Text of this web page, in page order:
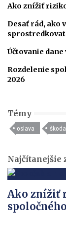
Ako znížiť
Desať rád, ako
Účtovanie
Rozdelenie
2026
Témy
oslava
Najčítanejšie
Ako znížiť